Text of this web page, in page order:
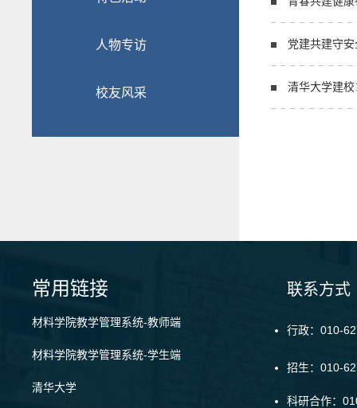
人物专访
校友风采
党建共建守
清华大学建
常用链接
材料学院教学管理系统-教师端
材料学院教学管理系统-学生端
清华大学
联系方式
行政：010-
招生：010-
科研合作：